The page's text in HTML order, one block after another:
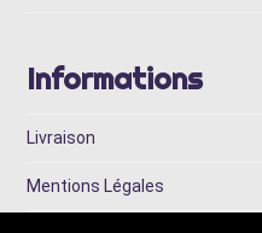
Informations
Livraison
Mentions Légales